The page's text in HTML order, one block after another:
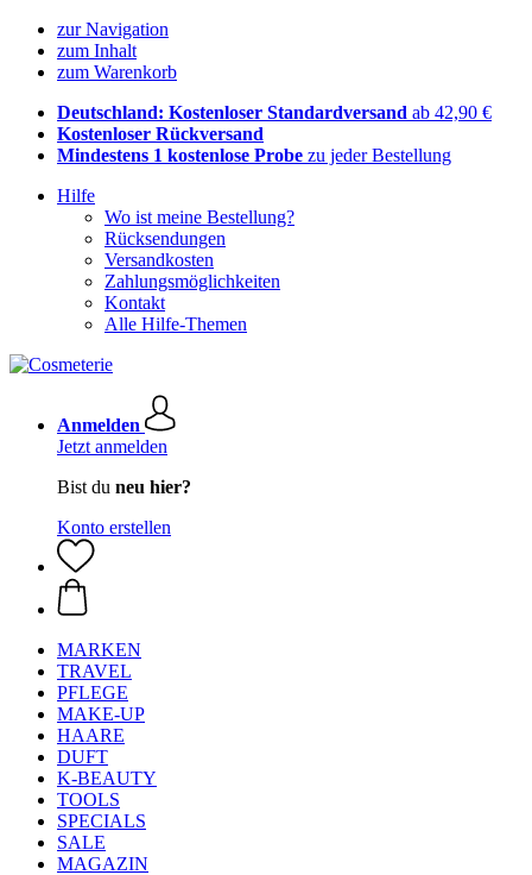
zur Navigation
zum Inhalt
zum Warenkorb
Deutschland: Kostenloser Standardversand ab 42,90 €
Kostenloser Rückversand
Mindestens 1 kostenlose Probe zu jeder Bestellung
Hilfe
Wo ist meine Bestellung?
Rücksendungen
Versandkosten
Zahlungsmöglichkeiten
Kontakt
Alle Hilfe-Themen
Anmelden
Jetzt anmelden
Bist du neu hier?
Konto erstellen
MARKEN
TRAVEL
PFLEGE
MAKE-UP
HAARE
DUFT
K-BEAUTY
TOOLS
SPECIALS
SALE
MAGAZIN